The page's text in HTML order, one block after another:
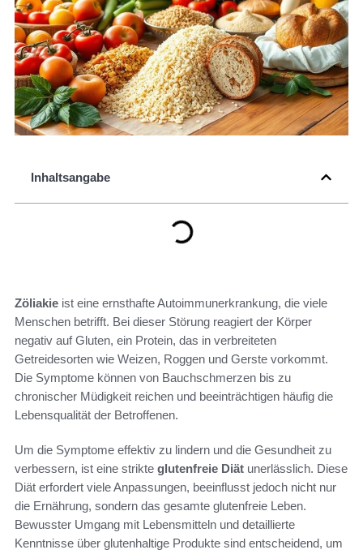
Inhaltsangabe
Zöliakie ist eine ernsthafte Autoimmunerkrankung, die viele
Menschen betrifft. Bei dieser Störung reagiert der Körper
negativ auf Gluten, ein Protein, das in verbreiteten
Getreidesorten wie Weizen, Roggen und Gerste vorkommt.
Die Symptome können von Bauchschmerzen bis zu
chronischer Müdigkeit reichen und beeinträchtigen häufig die
Lebensqualität der Betroffenen.
Um die Symptome effektiv zu lindern und die Gesundheit zu
verbessern, ist eine strikte glutenfreie Diät unerlässlich. Diese
Diät erfordert viele Anpassungen, beeinflusst jedoch nicht nur
die Ernährung, sondern das gesamte glutenfreie Leben.
Bewusster Umgang mit Lebensmitteln und detaillierte
Kenntnisse über glutenhaltige Produkte sind entscheidend, um